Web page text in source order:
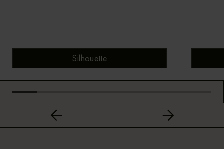
Silhouette
Bekijk montuur